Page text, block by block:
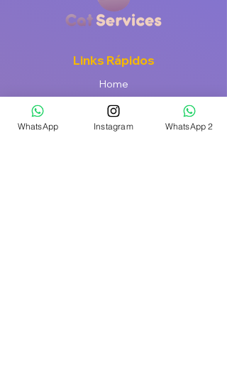
Links Rápidos
Home
Sobre nós
Loja
WhatsApp Instagram WhatsApp 2